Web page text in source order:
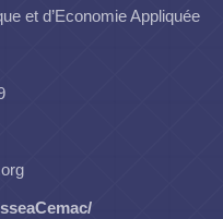
et d’Economie Appliquée